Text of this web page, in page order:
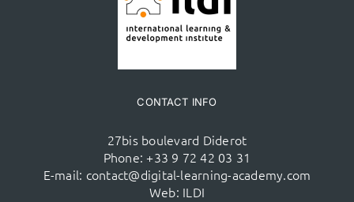
CONTACT INFO
27bis boulevard Diderot
Phone: +33 9 72 42 03 31
E-mail: contact@digital-learning-academy.com
Web: ILDI